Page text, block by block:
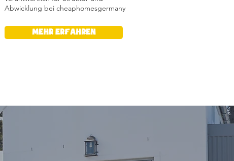
Abwicklung bei cheaphomesgermany
mehr erfahren